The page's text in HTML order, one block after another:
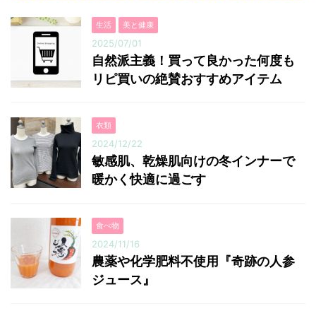
生活 美と健康
2025/07/01
自然派主義！買って良かった何度も
リピ買いの絶賛おすすめアイテム
衣類
2024/12/22
敏感肌、乾燥肌向けの冬インナーで
暖かく快適に過ごす
食べ物
2024/11/16
農薬や化学肥料不使用『奇跡の人参
ジュース』